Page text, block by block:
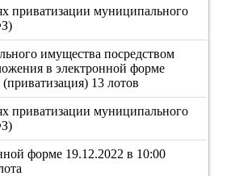
приватизации муниципального
имущества посредством
в электронной форме
13 лотов
приватизации муниципального
форме 19.12.2022 в 10:00